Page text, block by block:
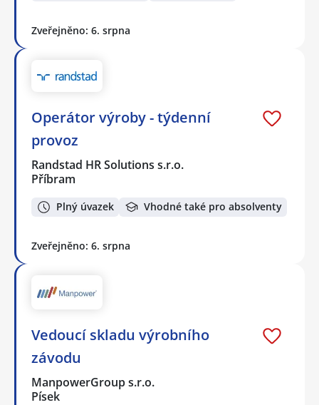
Zveřejněno: 6. srpna
Operátor výroby - týdenní
provoz
Randstad HR Solutions s.r.o.
Příbram
Plný úvazek Vhodné také pro absolventy
Zveřejněno: 6. srpna
Vedoucí skladu výrobního
závodu
ManpowerGroup s.r.o.
Písek